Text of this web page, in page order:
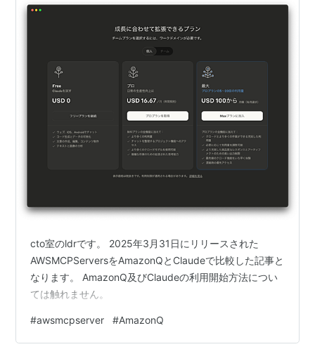
cto室のldrです。 2025年3月31日にリリースされた
AWSMCPServersをAmazonQとClaudeで比較した記事と
なります。 AmazonQ及びClaudeの利用開始方法につい
ては触れません。
#awsmcpserver #AmazonQ